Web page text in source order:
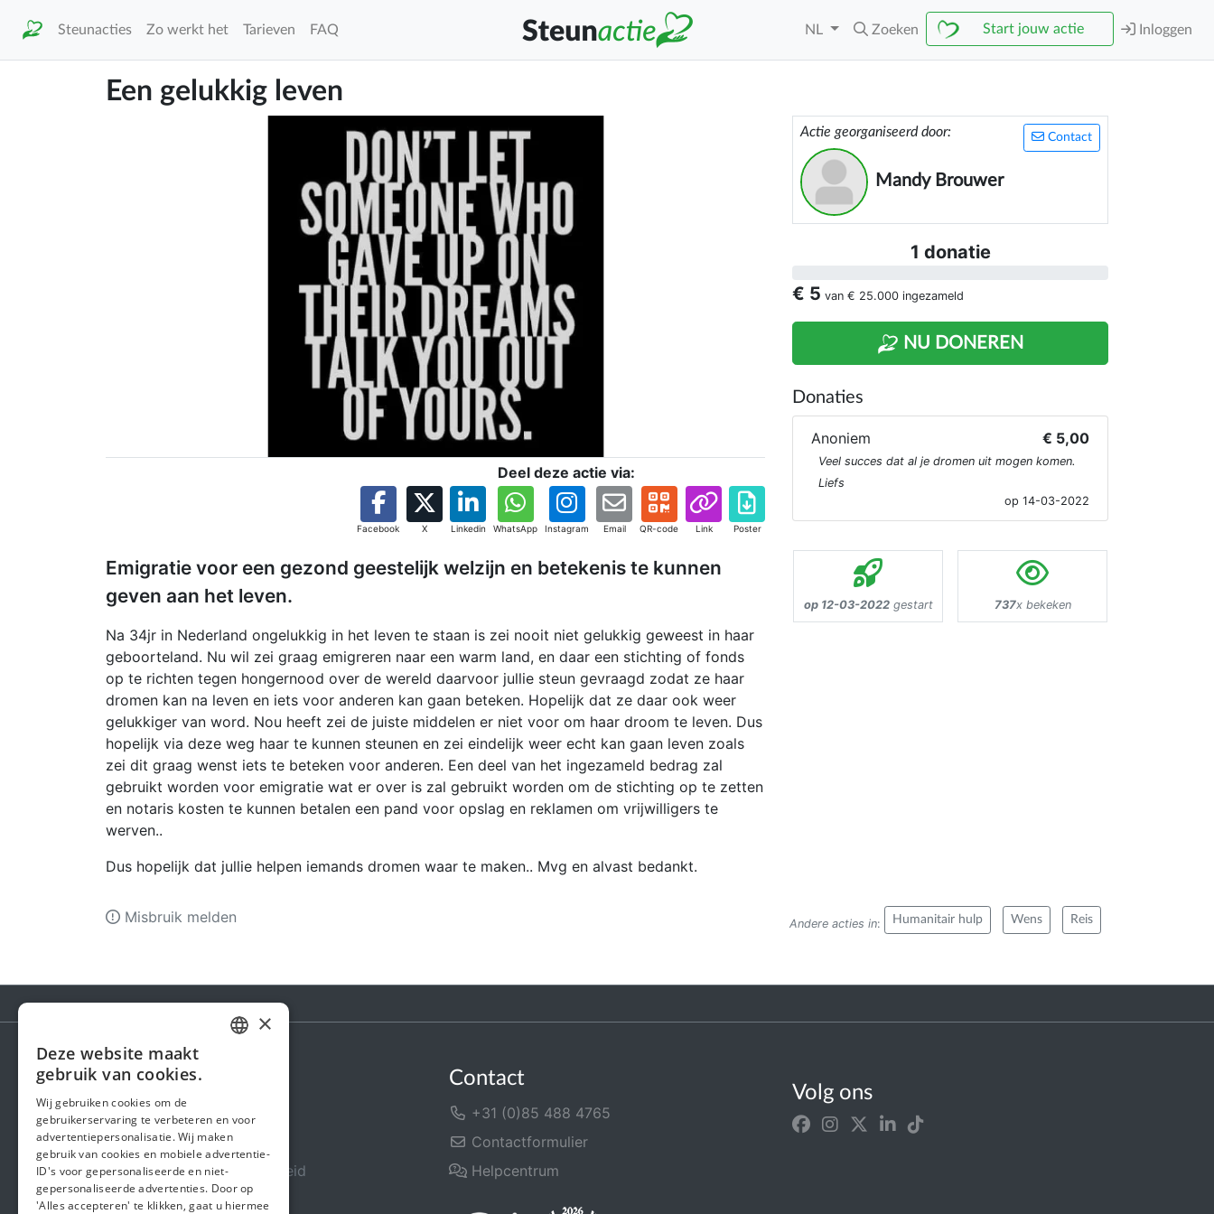
Steunacties Zo werkt het Tarieven FAQ NL Zoeken Start jouw actie Inloggen
Een gelukkig leven
Deel deze actie via:
Facebook X Linkedin WhatsApp Instagram Email QR-code Link Poster
Emigratie voor een gezond geestelijk welzijn en betekenis te kunnen
geven aan het leven.
Na 34jr in Nederland ongelukkig in het leven te staan is zei nooit niet gelukkig geweest in haar
geboorteland. Nu wil zei graag emigreren naar een warm land, en daar een stichting of fonds
op te richten tegen hongernood over de wereld daarvoor jullie steun gevraagd zodat ze haar
dromen kan na leven en iets voor anderen kan gaan beteken. Hopelijk dat ze daar ook weer
gelukkiger van word. Nou heeft zei de juiste middelen er niet voor om haar droom te leven. Dus
hopelijk via deze weg haar te kunnen steunen en zei eindelijk weer echt kan gaan leven zoals
zei dit graag wenst iets te beteken voor anderen. Een deel van het ingezameld bedrag zal
gebruikt worden voor emigratie wat er over is zal gebruikt worden om de stichting op te zetten
en notaris kosten te kunnen betalen een pand voor opslag en reklamen om vrijwilligers te
werven..
Dus hopelijk dat jullie helpen iemands dromen waar te maken.. Mvg en alvast bedankt.
Contact
Actie georganiseerd door:
Mandy Brouwer
1 donatie
€ 5 van € 25.000 ingezameld
NU DONEREN
Donaties
Anoniem € 5,00
Veel succes dat al je dromen uit mogen komen.
Liefs
op 14-03-2022
op 12-03-2022gestart 737x bekeken
Andere acties in: Humanitair hulp Wens Reis
Misbruik melden
Steunactie
Over ons
In de media
Veiligheid & Betrouwbaarheid
Algemene voorwaarden
Contact
+31 (0)85 488 4765
Contactformulier
Helpcentrum
Volg ons
ENGLISH
×
Deze website maakt
gebruik van cookies.
Wij gebruiken cookies om de
gebruikerservaring te verbeteren en voor
advertentiepersonalisatie. Wij maken
gebruik van cookies en mobiele advertentie-
ID's voor gepersonaliseerde en niet-
gepersonaliseerde advertenties. Door op
'Alles accepteren' te klikken, gaat u hiermee